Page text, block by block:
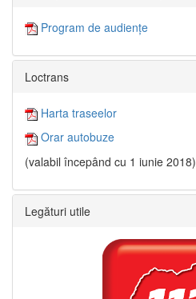
Program de audiențe
Loctrans
Harta traseelor
Orar autobuze
(valabil începând cu 1 iunie 2018)
Legături utile